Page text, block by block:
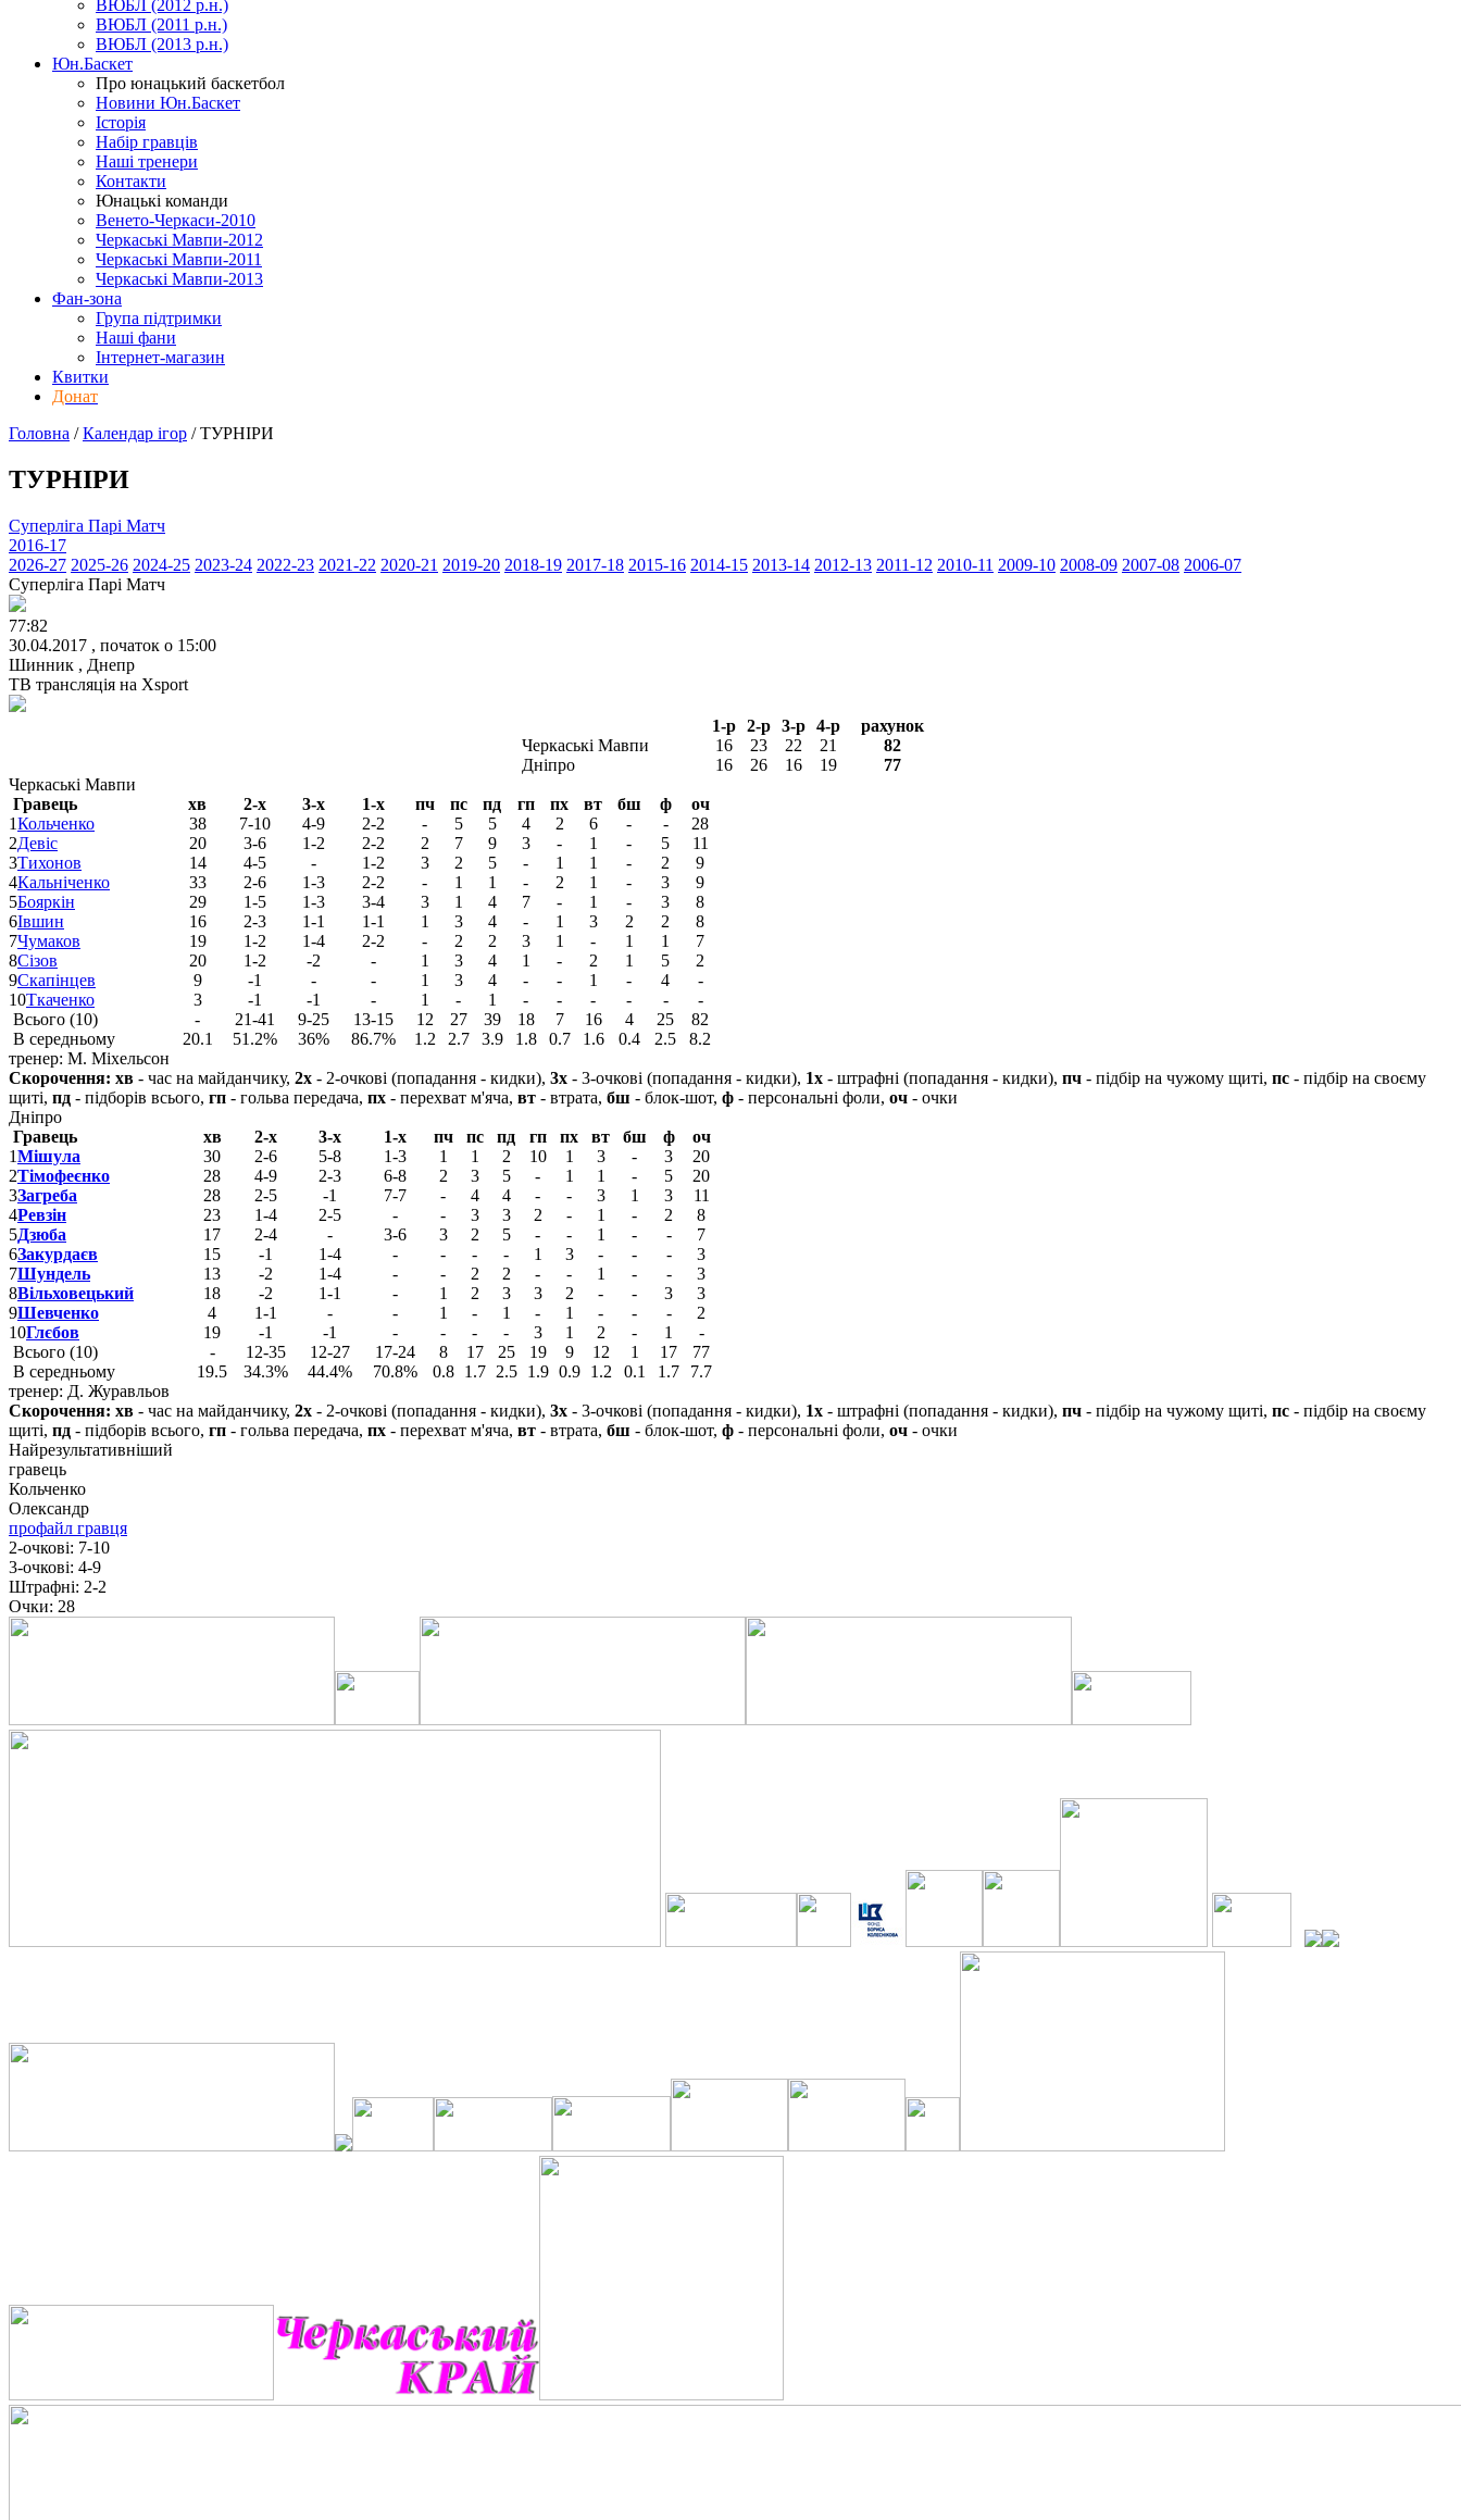
ВЮБЛ (2012 р.н.)
ВЮБЛ (2011 р.н.)
ВЮБЛ (2013 р.н.)
Юн.Баскет
Про юнацький баскетбол
Новини Юн.Баскет
Історія
Набір гравців
Наші тренери
Контакти
Юнацькі команди
Венето-Черкаси-2010
Черкаські Мавпи-2012
Черкаські Мавпи-2011
Черкаські Мавпи-2013
Фан-зона
Група підтримки
Наші фани
Інтернет-магазин
Квитки
Донат
Головна /Календар ігор /ТУРНІРИ
ТУРНІРИ
Суперліга Парі Матч
2016-17
2026-27 2025-26 2024-25 2023-24 2022-23 2021-22 2020-21 2019-20 2018-19 2017-18 2015-16 2014-15 2013-14 2012-13 2011-12 2010-11 2009-10 2008-09 2007-08 2006-07
Суперліга Парі Матч
77:82
30.04.2017 , початок о 15:00
Шинник , Днепр
ТВ трансляція на Xsport
1-р 2-р 3-р 4-р
рахунок
Черкаські Мавпи
16 23 22 21
82
Дніпро
16 26 16 19
77
Черкаські Мавпи
Гравець
хв 2-х 3-х 1-х пч пс пд гп пх вт бш ф
оч
1Кольченко 38 7-10 4-9 2-2 - 5 5 4 2 6 - -
28
2Девіс 20 3-6 1-2 2-2 2 7 9 3 - 1 - 5
11
3Тихонов 14 4-5 - 1-2 3 2 5 - 1 1 - 2
9
4Кальніченко 33 2-6 1-3 2-2 - 1 1 - 2 1 - 3
9
5Бояркін 29 1-5 1-3 3-4 3 1 4 7 - 1 - 3
8
6Івшин 16 2-3 1-1 1-1 1 3 4 - 1 3 2 2
8
7Чумаков 19 1-2 1-4 2-2 - 2 2 3 1 - 1 1
7
8Сізов 20 1-2 -2 - 1 3 4 1 - 2 1 5
2
9Скапінцев 9 -1 - - 1 3 4 - - 1 - 4
-
10Ткаченко 3 -1 -1 - 1 - 1 - - - - -
-
Всього (10)
- 21-41 9-25 13-15 12 27 39 18 7 16 4 25
82
В середньому
20.1 51.2% 36% 86.7% 1.2 2.7 3.9 1.8 0.7 1.6 0.4 2.5
8.2
тренер: М. Міхельсон
Скорочення: хв - час на майданчику, 2х - 2-очкові (попадання - кидки), 3х - 3-очкові (попадання - кидки), 1х - штрафні (попадання - кидки), пч - підбір на чужому щиті, пс - підбір на своєму
щиті, пд - підборів всього, гп - гольва передача, пх - перехват м'яча, вт - втрата, бш - блок-шот, ф - персональні фоли, оч - очки
Дніпро
Гравець
хв 2-х 3-х 1-х пч пс пд гп пх вт бш ф
оч
1Мішула 30 2-6 5-8 1-3 1 1 2 10 1 3 - 3
20
2Тімофеєнко 28 4-9 2-3 6-8 2 3 5 - 1 1 - 5
20
3Загреба 28 2-5 -1 7-7 - 4 4 - - 3 1 3
11
4Ревзін 23 1-4 2-5 - - 3 3 2 - 1 - 2
8
5Дзюба 17 2-4 - 3-6 3 2 5 - - 1 - -
7
6Закурдаєв 15 -1 1-4 - - - - 1 3 - - -
3
7Шундель 13 -2 1-4 - - 2 2 - - 1 - -
3
8Вільховецький 18 -2 1-1 - 1 2 3 3 2 - - 3
3
9Шевченко 4 1-1 - - 1 - 1 - 1 - - -
2
10Глєбов 19 -1 -1 - - - - 3 1 2 - 1
-
Всього (10)
- 12-35 12-27 17-24 8 17 25 19 9 12 1 17
77
В середньому
19.5 34.3% 44.4% 70.8% 0.8 1.7 2.5 1.9 0.9 1.2 0.1 1.7
7.7
тренер: Д. Журавльов
Скорочення: хв - час на майданчику, 2х - 2-очкові (попадання - кидки), 3х - 3-очкові (попадання - кидки), 1х - штрафні (попадання - кидки), пч - підбір на чужому щиті, пс - підбір на своєму
щиті, пд - підборів всього, гп - гольва передача, пх - перехват м'яча, вт - втрата, бш - блок-шот, ф - персональні фоли, оч - очки
Найрезультативніший
гравець
Кольченко
Олександр
профайл гравця
2-очкові: 7-10
3-очкові: 4-9
Штрафні: 2-2
Очки: 28